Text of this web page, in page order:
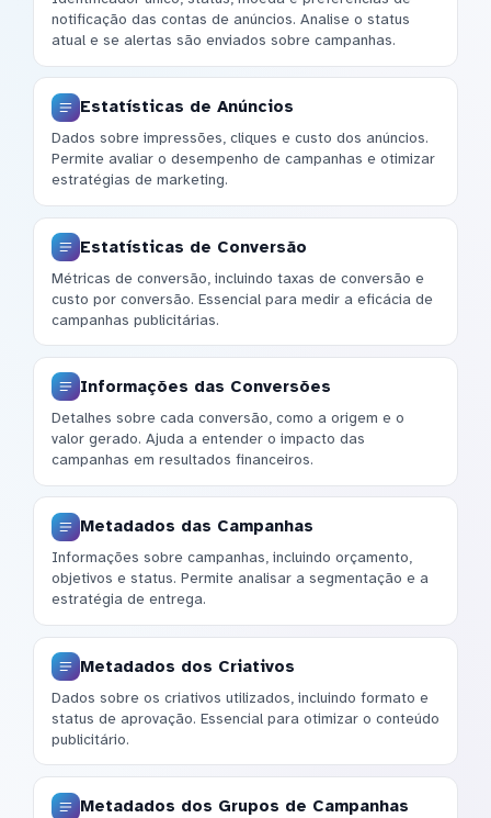
notificação das contas de anúncios. Analise o status
atual e se alertas são enviados sobre campanhas.
Estatísticas de Anúncios
Dados sobre impressões, cliques e custo dos anúncios.
Permite avaliar o desempenho de campanhas e otimizar
estratégias de marketing.
Estatísticas de Conversão
Métricas de conversão, incluindo taxas de conversão e
custo por conversão. Essencial para medir a eficácia de
campanhas publicitárias.
Informações das Conversões
Detalhes sobre cada conversão, como a origem e o
valor gerado. Ajuda a entender o impacto das
campanhas em resultados financeiros.
Metadados das Campanhas
Informações sobre campanhas, incluindo orçamento,
objetivos e status. Permite analisar a segmentação e a
estratégia de entrega.
Metadados dos Criativos
Dados sobre os criativos utilizados, incluindo formato e
status de aprovação. Essencial para otimizar o conteúdo
publicitário.
Metadados dos Grupos de Campanhas